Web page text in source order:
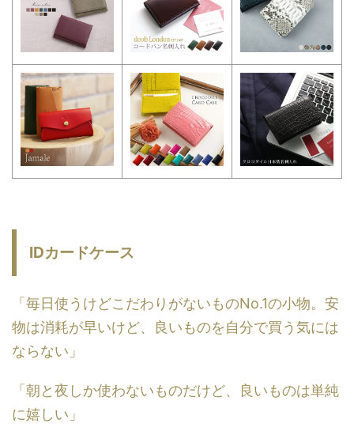
IDカードケース
「毎日使うけどこだわりがないものNo.1の小物。安
物は消耗が早いけど、良いものを自分で買う気には
ならない」
「朝と夜しか使わないものだけど、良いものは単純
に嬉しい」